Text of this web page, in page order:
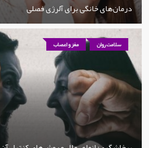
درمان‌های خانگی برای آلرژی فصلی
سلامت روان مغز و اعصاب